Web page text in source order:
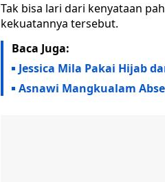
Tak bisa lari dari kenyataan
kekuatannya tersebut.
Baca Juga:
Jessica Mila Pakai Hijab
Asnawi Mangkualam